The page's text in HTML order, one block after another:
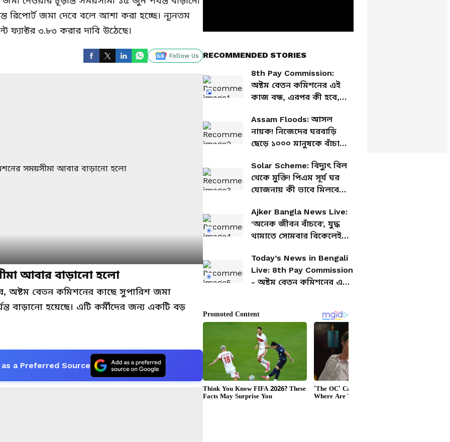
রিপোর্ট জমা দেবে বলে আশা করা হচ্ছে। ন্যূনতম
৩.৮৩ করার দাবি উঠেছে।
Follow Us
আবার বাড়ানো হলো
অষ্টম বেতন কমিশনের কাছে সুপারিশ জমা
বাড়ানো হয়েছে। এটি কর্মীদের জন্য একটি বড়
a Preferred Source
RECOMMENDED STORIES
8th Pay Commission:
অষ্টম বেতন কমিশনের এই
কাজ বন্ধ, এরপর কী হবে,
Assam Floods: আসল
নায়ক! নিজেদের ঘরবাড়ি
ছেড়ে ১০০০ মানুষকে বাঁচালেন
Solar Scheme: বিদ্যুৎ বিল
থেকে মুক্তি! পিএম সূর্য ঘর
যোজনায় কী ভাবে মিলবে
Ajker Bangla News Live:
'অনেক জীবন বাঁচবে', যুদ্ধ
থামাতে সোমবার বিকেলেই
জানালেন ট্রাম্প
Today’s News in Bengali
Live: 8th Pay Commission
- অষ্টম বেতন কমিশনের এই